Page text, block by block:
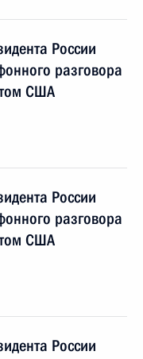
России
разговора
США
России
разговора
США
России